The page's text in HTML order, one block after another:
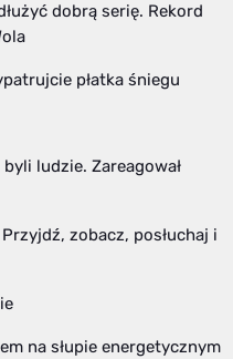
dobrą serię. Rekord
płatka śniegu
ludzie. Zareagował
zobacz, posłuchaj i
na słupie energetycznym